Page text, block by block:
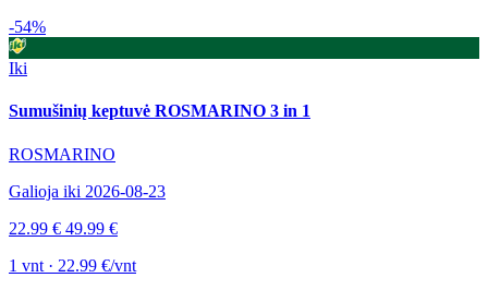
-54%
Iki
Sumušinių keptuvė ROSMARINO 3 in 1
ROSMARINO
Galioja iki 2026-08-23
22.99 € 49.99 €
1 vnt · 22.99 €/vnt